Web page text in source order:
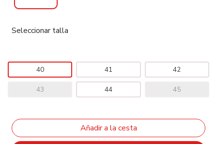
Seleccionar talla
40 41 42
43 44 45